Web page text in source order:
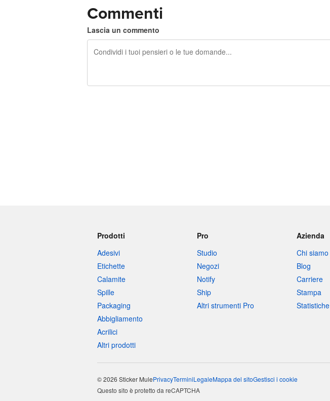
Commenti
Lascia un commento
Prodotti
Adesivi
Etichette
Calamite
Spille
Packaging
Abbigliamento
Acrilici
Altri prodotti
Pro
Studio
Negozi
Notify
Ship
Altri strumenti Pro
Azienda
Chi siamo
Blog
Carriere
Stampa
Statistiche
© 2026 Sticker MulePrivacyTerminiLegaleMappa del sitoGestisci i cookie
Questo sito è protetto da reCAPTCHA